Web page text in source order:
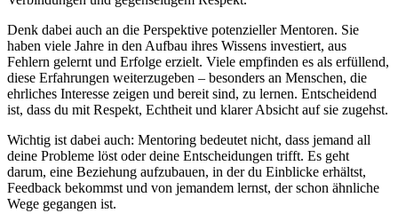
Denk dabei auch an die Perspektive potenzieller Mentoren. Sie
haben viele Jahre in den Aufbau ihres Wissens investiert, aus
Fehlern gelernt und Erfolge erzielt. Viele empfinden es als erfüllend,
diese Erfahrungen weiterzugeben – besonders an Menschen, die
ehrliches Interesse zeigen und bereit sind, zu lernen. Entscheidend
ist, dass du mit Respekt, Echtheit und klarer Absicht auf sie zugehst.
Wichtig ist dabei auch: Mentoring bedeutet nicht, dass jemand all
deine Probleme löst oder deine Entscheidungen trifft. Es geht
darum, eine Beziehung aufzubauen, in der du Einblicke erhältst,
Feedback bekommst und von jemandem lernst, der schon ähnliche
Wege gegangen ist.